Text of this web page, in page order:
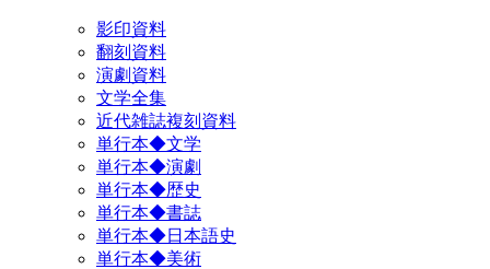
影印資料
翻刻資料
演劇資料
文学全集
近代雑誌複刻資料
単行本◆文学
単行本◆演劇
単行本◆歴史
単行本◆書誌
単行本◆日本語史
単行本◆美術